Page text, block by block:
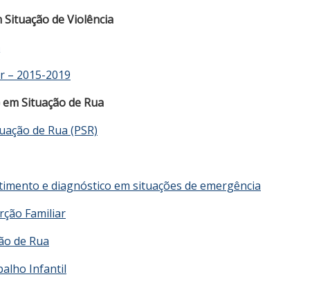
de Violência
– 2015-2019
Situação de Rua
de Rua (PSR)
e diagnóstico em situações de emergência
Familiar
de Rua
Infantil